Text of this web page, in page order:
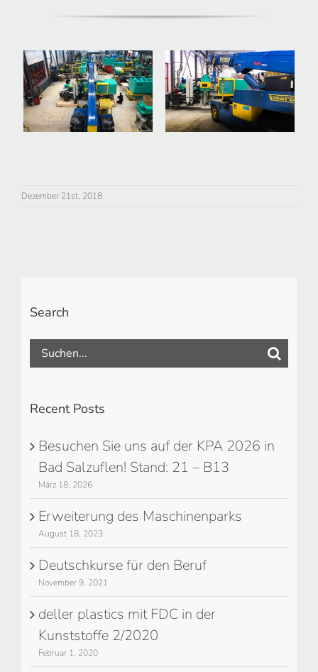
Dezember 21st, 2018
Search
Suche
nach:
Recent Posts
Besuchen Sie uns auf der KPA 2026 in
Bad Salzuflen! Stand: 21 – B13
März 18, 2026
Erweiterung des Maschinenparks
August 18, 2023
Deutschkurse für den Beruf
November 9, 2021
deller plastics mit FDC in der
Kunststoffe 2/2020
Februar 1, 2020